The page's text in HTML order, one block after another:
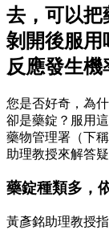
去，可以把
剝開後服用
反應發生機
您是否好奇，為
卻是藥錠？服用
藥物管理署（下
助理教授來解答疑
藥錠種類多，
黃彥銘助理教授